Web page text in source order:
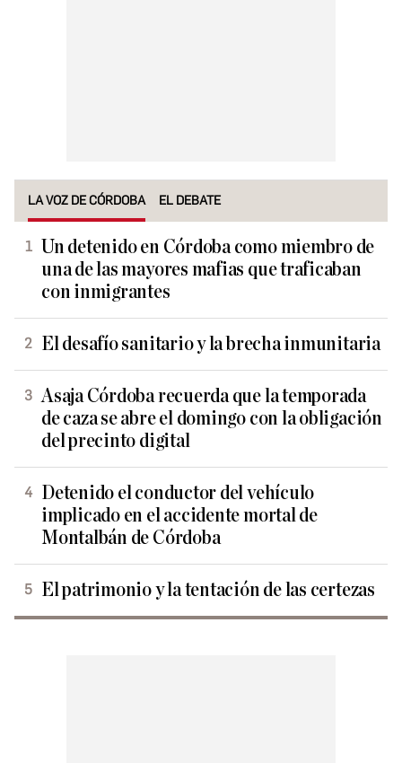
LA VOZ DE CÓRDOBA EL DEBATE
Un detenido en Córdoba como miembro de
una de las mayores mafias que traficaban
con inmigrantes
El desafío sanitario y la brecha inmunitaria
Asaja Córdoba recuerda que la temporada
de caza se abre el domingo con la obligación
del precinto digital
Detenido el conductor del vehículo
implicado en el accidente mortal de
Montalbán de Córdoba
El patrimonio y la tentación de las certezas